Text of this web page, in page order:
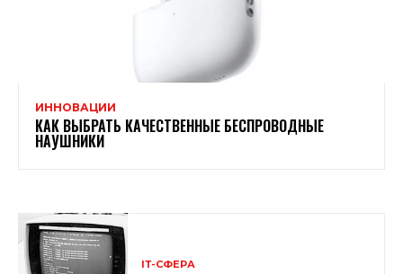
ИННОВАЦИИ
КАК ВЫБРАТЬ КАЧЕСТВЕННЫЕ БЕСПРОВОДНЫЕ
НАУШНИКИ
ІТ-СФЕРА